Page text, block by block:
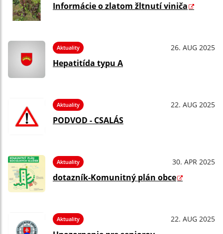
Informácie o zlatom žltnutí viniča
Aktuality 26. AUG 2025
Hepatitída typu A
Aktuality 22. AUG 2025
PODVOD - CSALÁS
Aktuality 30. APR 2025
dotazník-Komunitný plán obce
Aktuality 22. AUG 2025